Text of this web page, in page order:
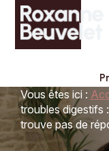
Vous êtes ici :
troubles digestifs
trouve pas de
Panneau de gestion